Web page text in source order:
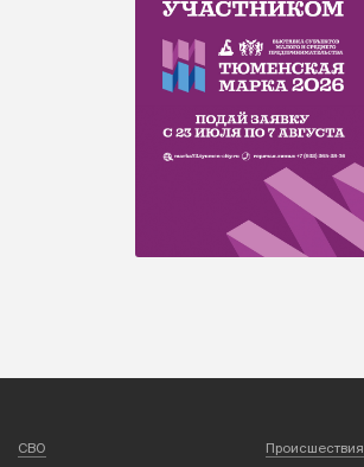
СВО
Происшествия